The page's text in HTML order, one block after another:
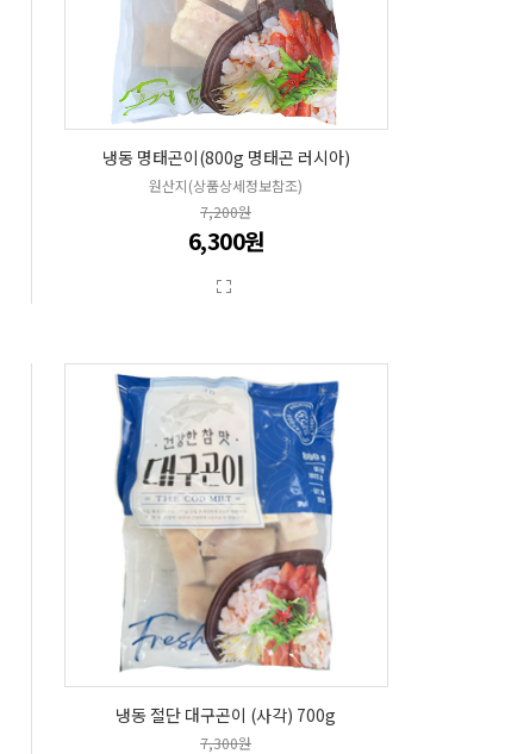
냉동 명태곤이(800g 명태곤 러시아)
원산지(상품상세정보참조)
7,200원
6,300원
냉동 절단 대구곤이 (사각) 700g
7,300원